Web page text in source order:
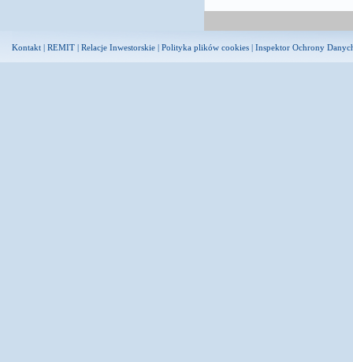
Kontakt | REMIT | Relacje Inwestorskie | Polityka plików cookies | Inspektor Ochrony